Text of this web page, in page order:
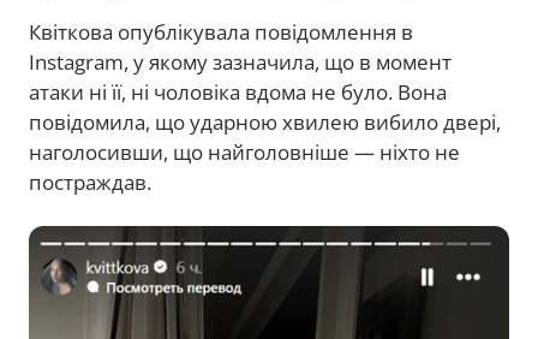
Квіткова опублікувала повідомлення в
Instagram, у якому зазначила, що в момент
атаки ні її, ні чоловіка вдома не було. Вона
повідомила, що ударною хвилею вибило двері,
наголосивши, що найголовніше — ніхто не
постраждав.